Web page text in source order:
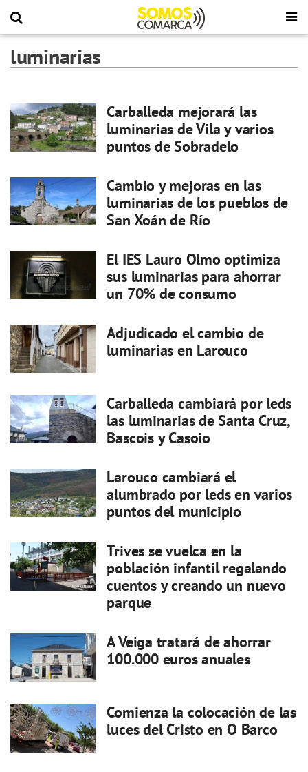
luminarias
Carballeda mejorará las
luminarias de Vila y varios
puntos de Sobradelo
Cambio y mejoras en las
luminarias de los pueblos de
San Xoán de Río
El IES Lauro Olmo optimiza
sus luminarias para ahorrar
un 70% de consumo
Adjudicado el cambio de
luminarias en Larouco
Carballeda cambiará por leds
las luminarias de Santa Cruz,
Bascois y Casoio
Larouco cambiará el
alumbrado por leds en varios
puntos del municipio
Trives se vuelca en la
población infantil regalando
cuentos y creando un nuevo
parque
A Veiga tratará de ahorrar
100.000 euros anuales
Comienza la colocación de las
luces del Cristo en O Barco